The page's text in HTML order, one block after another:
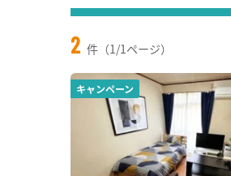
2 件（1/1ページ）
キャンペーン